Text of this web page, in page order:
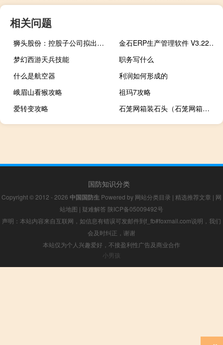
相关问题
狮头股份：控股子公司拟出售资产
金石ERP生产管理软件 V3.22 官方版（金石ERP生产管理软件 V3.22 官方版功能简介）
梦幻西游天兵技能
职务写什么
什么是航空器
利润如何形成的
峨眉山看猴攻略
祖玛7攻略
爱转变攻略
石笼网箱装石头（石笼网箱价格）
国防知识分类
Copyright © 2012 - 2026 中国国防生 Powered by 网站分类目录 | 精选推荐文章 | 网
站地图 | 疑难解答 陕ICP备05009492号
声明：本站内容来自互联网，如信息有错误可发邮件到f_fb#foxmail.com说明，我们
会及时纠正，谢谢
本站仅为个人兴趣爱好，不接盈利性广告及商业合作
小男孩